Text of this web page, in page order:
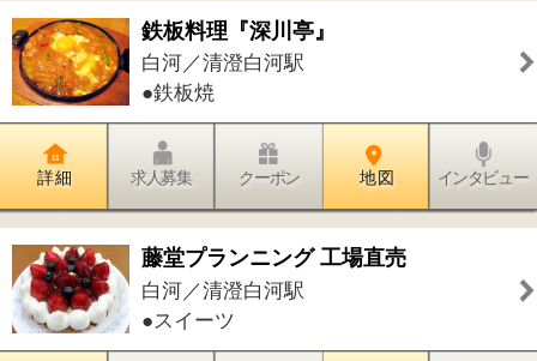
●小さな公園●水遊びの出来る公園
詳 細 求人募集 クーポン
タロス清洲橋店
佐賀／清澄白河駅
ア●ファッション●雑貨
詳 細 求人募集
39件中1～20件を表示